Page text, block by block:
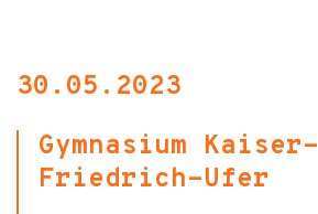
30.05.2023
Gymnasium Kaiser-
Friedrich-Ufer